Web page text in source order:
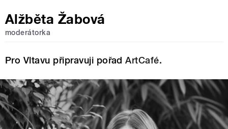
Alžběta Žabová
moderátorka
Pro Vltavu připravuji pořadArtCafé.